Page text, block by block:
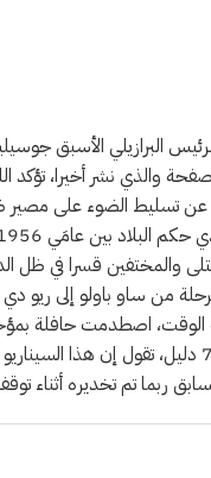
الذي توفي عام 1976، لم يمت نتيجة حادث سير
(1964-1985) ” كان سبب وفاة كوبيتشيك الاضطهاد
اصطدمت حافلة
ربما تم تخديره أثناء